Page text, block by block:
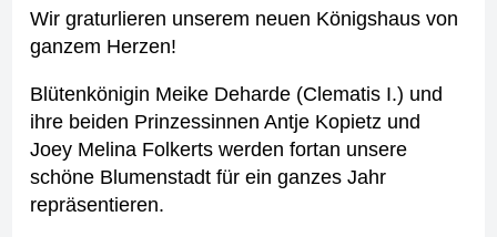
Wir graturlieren unserem neuen Königshaus von
ganzem Herzen!
Blütenkönigin Meike Deharde (Clematis I.) und
ihre beiden Prinzessinnen Antje Kopietz und
Joey Melina Folkerts werden fortan unsere
schöne Blumenstadt für ein ganzes Jahr
repräsentieren.